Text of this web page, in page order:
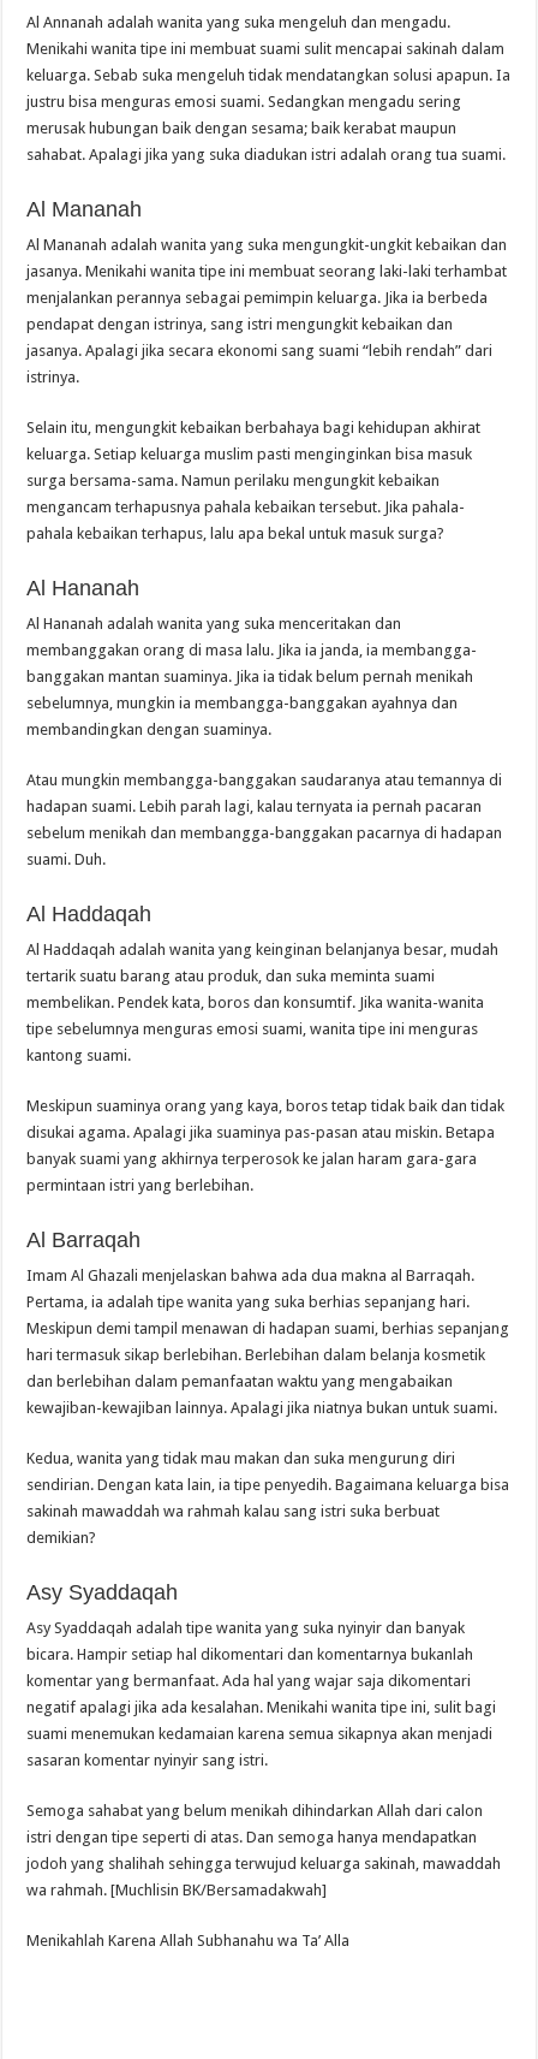
Al Annanah adalah wanita yang suka mengeluh dan mengadu.
Menikahi wanita tipe ini membuat suami sulit mencapai sakinah dalam
keluarga. Sebab suka mengeluh tidak mendatangkan solusi apapun. Ia
justru bisa menguras emosi suami. Sedangkan mengadu sering
merusak hubungan baik dengan sesama; baik kerabat maupun
sahabat. Apalagi jika yang suka diadukan istri adalah orang tua suami.
Al Mananah
Al Mananah adalah wanita yang suka mengungkit-ungkit kebaikan dan
jasanya. Menikahi wanita tipe ini membuat seorang laki-laki terhambat
menjalankan perannya sebagai pemimpin keluarga. Jika ia berbeda
pendapat dengan istrinya, sang istri mengungkit kebaikan dan
jasanya. Apalagi jika secara ekonomi sang suami “lebih rendah” dari
istrinya.
Selain itu, mengungkit kebaikan berbahaya bagi kehidupan akhirat
keluarga. Setiap keluarga muslim pasti menginginkan bisa masuk
surga bersama-sama. Namun perilaku mengungkit kebaikan
mengancam terhapusnya pahala kebaikan tersebut. Jika pahala-
pahala kebaikan terhapus, lalu apa bekal untuk masuk surga?
Al Hananah
Al Hananah adalah wanita yang suka menceritakan dan
membanggakan orang di masa lalu. Jika ia janda, ia membangga-
banggakan mantan suaminya. Jika ia tidak belum pernah menikah
sebelumnya, mungkin ia membangga-banggakan ayahnya dan
membandingkan dengan suaminya.
Atau mungkin membangga-banggakan saudaranya atau temannya di
hadapan suami. Lebih parah lagi, kalau ternyata ia pernah pacaran
sebelum menikah dan membangga-banggakan pacarnya di hadapan
suami. Duh.
Al Haddaqah
Al Haddaqah adalah wanita yang keinginan belanjanya besar, mudah
tertarik suatu barang atau produk, dan suka meminta suami
membelikan. Pendek kata, boros dan konsumtif. Jika wanita-wanita
tipe sebelumnya menguras emosi suami, wanita tipe ini menguras
kantong suami.
Meskipun suaminya orang yang kaya, boros tetap tidak baik dan tidak
disukai agama. Apalagi jika suaminya pas-pasan atau miskin. Betapa
banyak suami yang akhirnya terperosok ke jalan haram gara-gara
permintaan istri yang berlebihan.
Al Barraqah
Imam Al Ghazali menjelaskan bahwa ada dua makna al Barraqah.
Pertama, ia adalah tipe wanita yang suka berhias sepanjang hari.
Meskipun demi tampil menawan di hadapan suami, berhias sepanjang
hari termasuk sikap berlebihan. Berlebihan dalam belanja kosmetik
dan berlebihan dalam pemanfaatan waktu yang mengabaikan
kewajiban-kewajiban lainnya. Apalagi jika niatnya bukan untuk suami.
Kedua, wanita yang tidak mau makan dan suka mengurung diri
sendirian. Dengan kata lain, ia tipe penyedih. Bagaimana keluarga bisa
sakinah mawaddah wa rahmah kalau sang istri suka berbuat
demikian?
Asy Syaddaqah
Asy Syaddaqah adalah tipe wanita yang suka nyinyir dan banyak
bicara. Hampir setiap hal dikomentari dan komentarnya bukanlah
komentar yang bermanfaat. Ada hal yang wajar saja dikomentari
negatif apalagi jika ada kesalahan. Menikahi wanita tipe ini, sulit bagi
suami menemukan kedamaian karena semua sikapnya akan menjadi
sasaran komentar nyinyir sang istri.
Semoga sahabat yang belum menikah dihindarkan Allah dari calon
istri dengan tipe seperti di atas. Dan semoga hanya mendapatkan
jodoh yang shalihah sehingga terwujud keluarga sakinah, mawaddah
wa rahmah. [Muchlisin BK/Bersamadakwah]
Menikahlah Karena Allah Subhanahu wa Ta’ Alla